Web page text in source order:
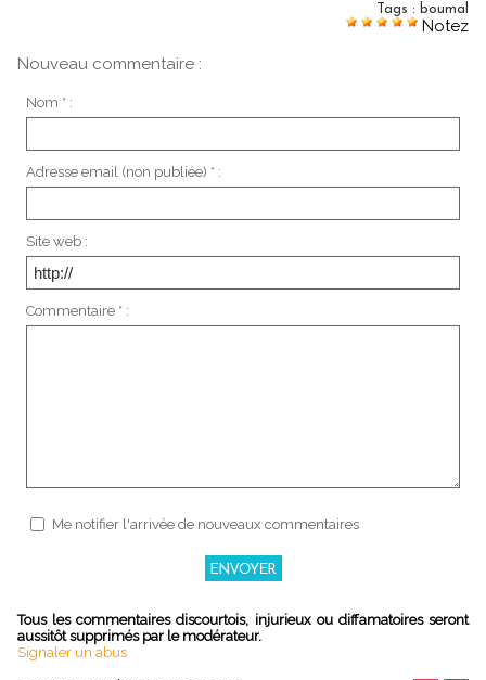
Tags : boumal
Notez
Nouveau commentaire :
Nom * :
Adresse email (non publiée) * :
Site web :
Commentaire * :
Me notifier l'arrivée de nouveaux commentaires
Tous les commentaires discourtois, injurieux ou diffamatoires seront
aussitôt supprimés par le modérateur.
Signaler un abus